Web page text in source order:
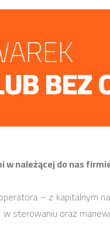
BEZ
w należącej do nas
– z kapitalnym
w sterowaniu oraz